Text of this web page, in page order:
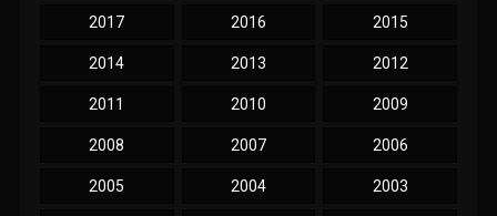
2017 2016 2015
2014 2013 2012
2011 2010 2009
2008 2007 2006
2005 2004 2003